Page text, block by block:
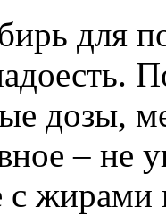
для
дозы,
– не
с жирами